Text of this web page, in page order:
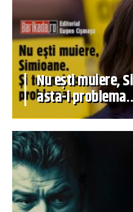
Nu ești muiere,
asta-i